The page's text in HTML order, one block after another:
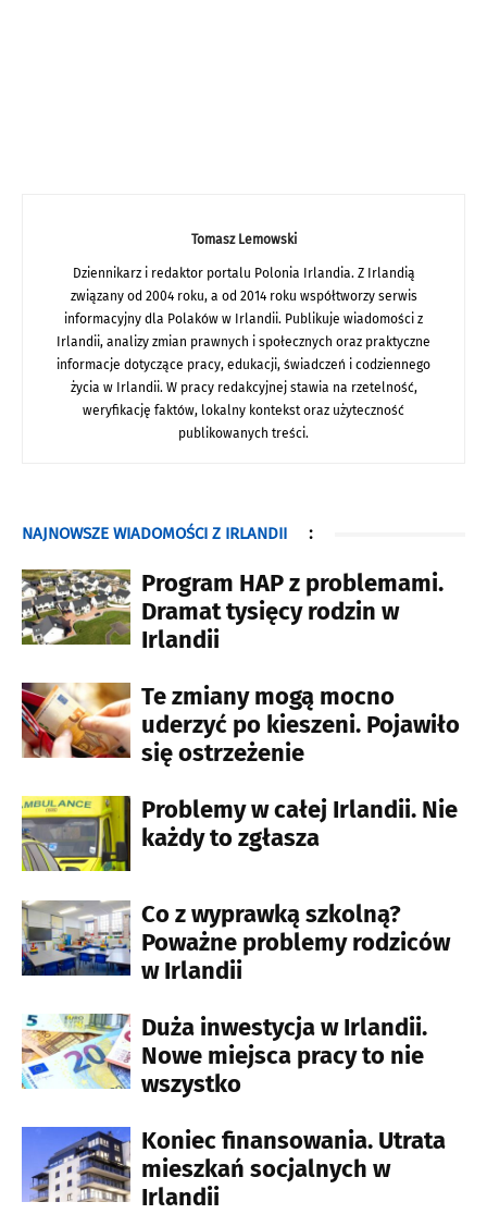
Tomasz Lemowski
Dziennikarz i redaktor portalu Polonia Irlandia. Z Irlandią
związany od 2004 roku, a od 2014 roku współtworzy serwis
informacyjny dla Polaków w Irlandii. Publikuje wiadomości z
Irlandii, analizy zmian prawnych i społecznych oraz praktyczne
informacje dotyczące pracy, edukacji, świadczeń i codziennego
życia w Irlandii. W pracy redakcyjnej stawia na rzetelność,
weryfikację faktów, lokalny kontekst oraz użyteczność
publikowanych treści.
NAJNOWSZE WIADOMOŚCI Z IRLANDII :
Program HAP z problemami.
Dramat tysięcy rodzin w
Irlandii
Te zmiany mogą mocno
uderzyć po kieszeni. Pojawiło
się ostrzeżenie
Problemy w całej Irlandii. Nie
każdy to zgłasza
Co z wyprawką szkolną?
Poważne problemy rodziców
w Irlandii
Duża inwestycja w Irlandii.
Nowe miejsca pracy to nie
wszystko
Koniec finansowania. Utrata
mieszkań socjalnych w
Irlandii